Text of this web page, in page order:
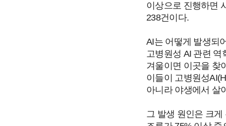
이상으로 진행하면
238건이다.
AI는 어떻게 발생되
고병원성 AI 관련
겨울이면 이곳을 찾
이들이 고병원성
아니라 야생에서 살
그 발생 원인은 크